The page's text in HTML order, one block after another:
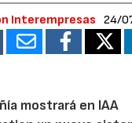
Interempresas 24/
mostrará en IAA